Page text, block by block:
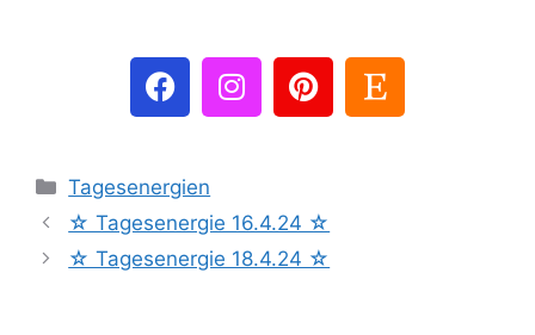
Tagesenergien
☆ Tagesenergie 16.4.24 ☆
☆ Tagesenergie 18.4.24 ☆